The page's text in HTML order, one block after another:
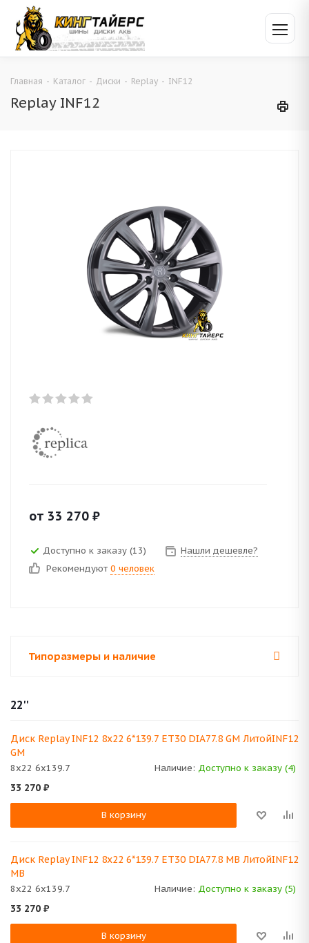
Главная - Каталог - Диски - Replay - INF12
Replay INF12
от 33 270 ₽
Доступно к заказу (13)
Нашли дешевле?
Рекомендуют 0 человек
Типоразмеры и наличие
22''
Диск Replay INF12 8x22 6*139.7 ET30 DIA77.8 GM ЛитойINF12
GM
8x22 6x139.7 Наличие: Доступно к заказу (4)
33 270 ₽
В корзину
Диск Replay INF12 8x22 6*139.7 ET30 DIA77.8 MB ЛитойINF12
MB
8x22 6x139.7 Наличие: Доступно к заказу (5)
33 270 ₽
В корзину